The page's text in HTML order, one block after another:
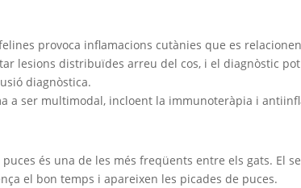
provoca inflamacions cutànies que es
lesions distribuïdes arreu del cos, i el diagnòstic
diagnòstica.
a ser multimodal, incloent la immunoteràpia i
és una de les més freqüents entre els gats. El
el bon temps i apareixen les picades de puces.